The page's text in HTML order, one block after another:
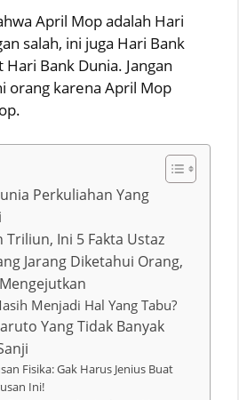
April Mop adalah Hari
salah, ini juga Hari Bank
Hari Bank Dunia. Jangan
orang karena April Mop
Perkuliahan Yang
Ini 5 Fakta Ustaz
Jarang Diketahui Orang,
Menjadi Hal Yang Tabu?
Yang Tidak Banyak
Fisika: Gak Harus Jenius Buat
Ini!